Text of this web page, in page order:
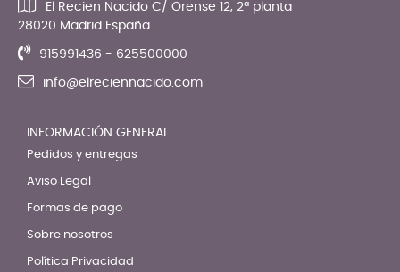
El Recien Nacido C/ Orense 12, 2ª planta
28020 Madrid España
915991436 - 625500000
info@elreciennacido.com
INFORMACIÓN GENERAL
Pedidos y entregas
Aviso Legal
Formas de pago
Sobre nosotros
Política Privacidad